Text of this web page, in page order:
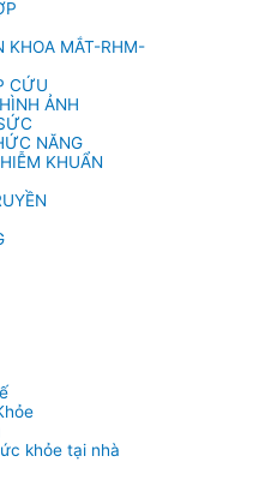
KHOA MẮT-RHM-
CỨU
ẢNH
NĂNG
KHUẨN
khỏe tại nhà